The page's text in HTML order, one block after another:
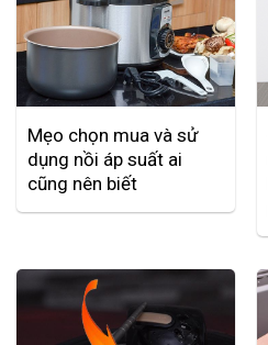
Mẹo chọn mua và sử
dụng nồi áp suất ai
cũng nên biết